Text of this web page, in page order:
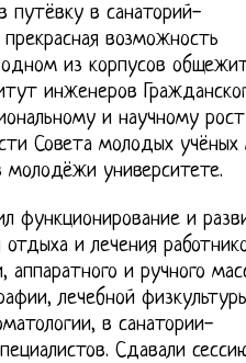
путёвку в санаторий-
возможность
из корпусов
инженеров
и научному
Совета молодых
молодёжи университете.
функционирование и
и лечения
и ручного
лечебной
в санатории-
Сдавали